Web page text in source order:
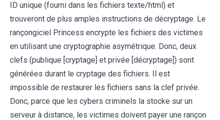
ID unique (fourni dans les fichiers texte/html) et
trouveront de plus amples instructions de décryptage. Le
rançongiciel Princess encrypte les fichiers des victimes
en utilisant une cryptographie asymétrique. Donc, deux
clefs (publique [cryptage] et privée [décryptage]) sont
générées durant le cryptage des fichiers. Il est
impossible de restaurer les fichiers sans la clef privée.
Donc, parce que les cybers criminels la stocke sur un
serveur à distance, les victimes doivent payer une rançon